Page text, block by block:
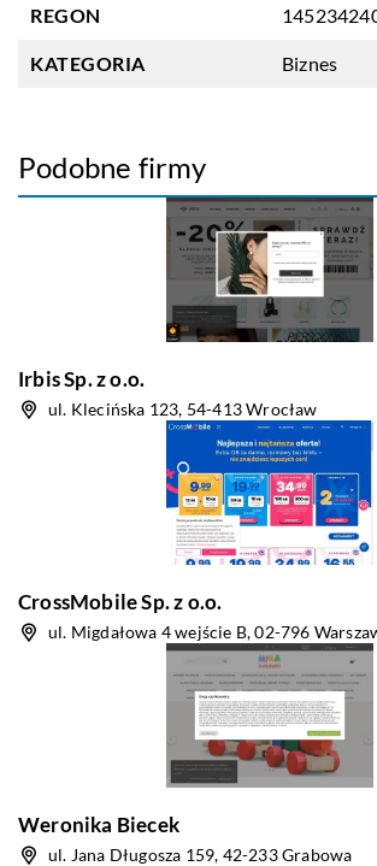
REGON
KATEGORIA Biznes
Podobne firmy
Irbis Sp. z o.o.
ul. Klecińska 123, 54-413 Wrocław
CrossMobile Sp. z o.o.
ul. Migdałowa 4 wejście B, 02-796
Weronika Biecek
ul. Jana Długosza 159, 42-233 Grabowa